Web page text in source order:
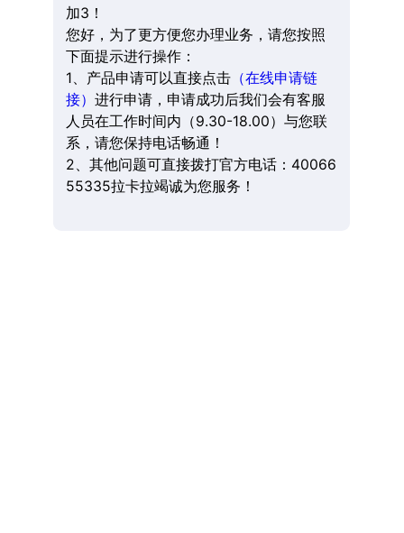
加3！
您好，为了更方便您办理业务，请您按照
下面提示进行操作：
1、产品申请可以直接点击（在线申请链
接） 进行申请，申请成功后我们会有客服
人员在工作时间内（9.30-18.00）与您联
系，请您保持电话畅通！
2、其他问题可直接拨打官方电话：40066
55335拉卡拉竭诚为您服务！